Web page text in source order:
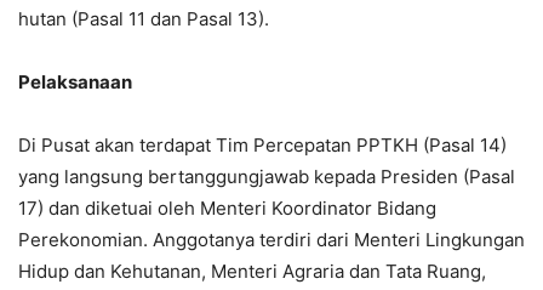
hutan (Pasal 11 dan Pasal 13).
Pelaksanaan
Di Pusat akan terdapat Tim Percepatan PPTKH (Pasal 14)
yang langsung bertanggungjawab kepada Presiden (Pasal
17) dan diketuai oleh Menteri Koordinator Bidang
Perekonomian. Anggotanya terdiri dari Menteri Lingkungan
Hidup dan Kehutanan, Menteri Agraria dan Tata Ruang,